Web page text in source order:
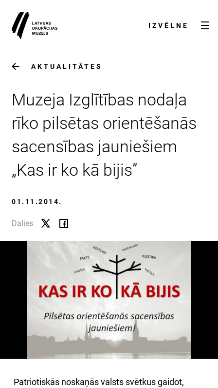
IZVĒLNE
SKOLĀM
MUZEJA VEIKALS
MILITĀRAIS MANTOJUMS
VĒSTURE
AKTUALITĀTES
Muzeja Izglītības nodaļa
rīko pilsētas orientēšanās
sacensības jauniešiem
„Kas ir ko kā bijis”
01.11.2014.
Dalies
Patriotiskās noskaņās valsts svētkus gaidot,